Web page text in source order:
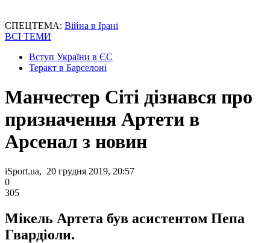
СПЕЦТЕМА: Війна в Ірані
ВСІ ТЕМИ
Вступ України в ЄС
Теракт в Барселоні
Манчестер Сіті дізнався про
призначення Артети в
Арсенал з новин
iSport.ua, 20 грудня 2019, 20:57
0
305
Мікель Артета був асистентом Пепа
Гвардіоли.